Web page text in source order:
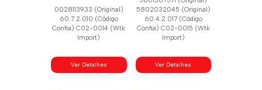
0028113933 (Original)
60.7.2.010 (Código
Confia) C02-0014 (Wtk
Import)
Ver Detalhes
5802032045 (Original)
60.4.2.017 (Código
Confia) C02-0015 (Wtk
Import)
Ver Detalhes